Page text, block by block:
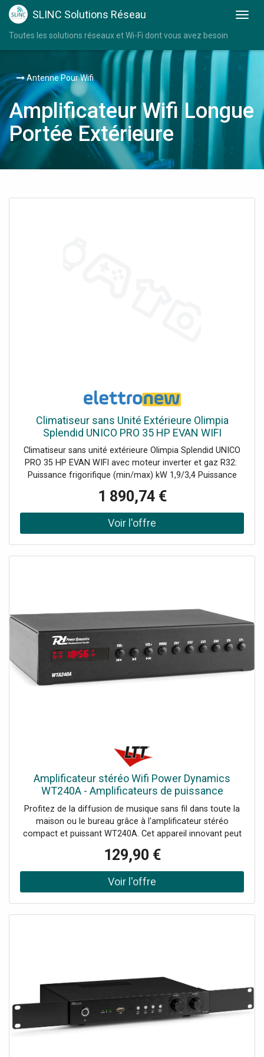
SLINC Solutions Réseau
Toutes les solutions réseaux et Wi-Fi dont vous avez besoin
Antenne Pour Wifi
Amplificateur Wifi Longue
Portée Extérieure
Climatiseur sans Unité Extérieure Olimpia
Splendid UNICO PRO 35 HP EVAN WIFI
Climatiseur sans unité extérieure Olimpia Splendid UNICO
PRO 35 HP EVAN WIFI avec moteur inverter et gaz R32:
Puissance frigorifique (min/max) kW 1,9/3,4 Puissance
nominale 3,1 kW Puissance calorifique nominale 2,4 kW
Classe d'efficacité énergétique refroidissement A Classe
d'efficacité énergétique chauffage A 1 Télécommande
incluse WIFI intégré
1 890,74 €
Amplificateur stéréo Wifi Power Dynamics
WT240A - Amplificateurs de puissance
bicanaux
Profitez de la diffusion de musique sans fil dans toute la
maison ou le bureau grâce à l'amplificateur stéréo
compact et puissant WT240A. Cet appareil innovant peut
système audio HiFi multi-pièces sans fil grâce à
l'amplificateur numérique de classe D intégré à la pointe
de la technologie. (puissance de 2x 40 Watt) Il est équipé
de la fonction WIFI pour connecter vos enceintes à votre
exceptionnelle dans plusieurs pièces. L'avenir de la
technologie audio domestique intelligente !Système audio
multiroom compact, Amplificateur stéréo Wi-Fi Plug and
Play, Peut être utilisé avec l'application Legacy player
(Android et iOS), Récepteur BT pour le streaming audio,
129,90 €